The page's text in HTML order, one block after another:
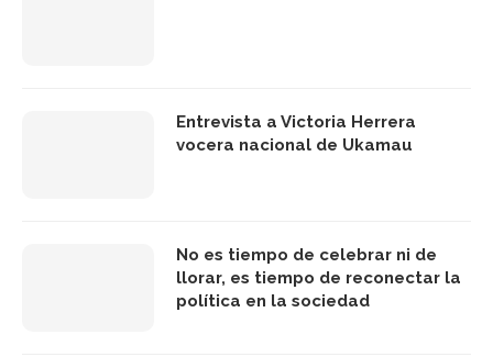
Entrevista a Victoria Herrera
vocera nacional de Ukamau
No es tiempo de celebrar ni de
llorar, es tiempo de reconectar la
política en la sociedad